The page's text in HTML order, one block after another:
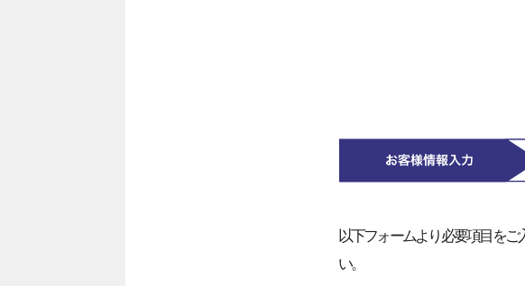
以下フォームより必要項目を
い。